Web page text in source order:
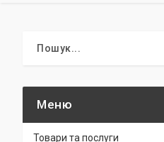
Товари та послуги